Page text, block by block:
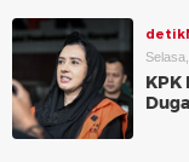
KPK